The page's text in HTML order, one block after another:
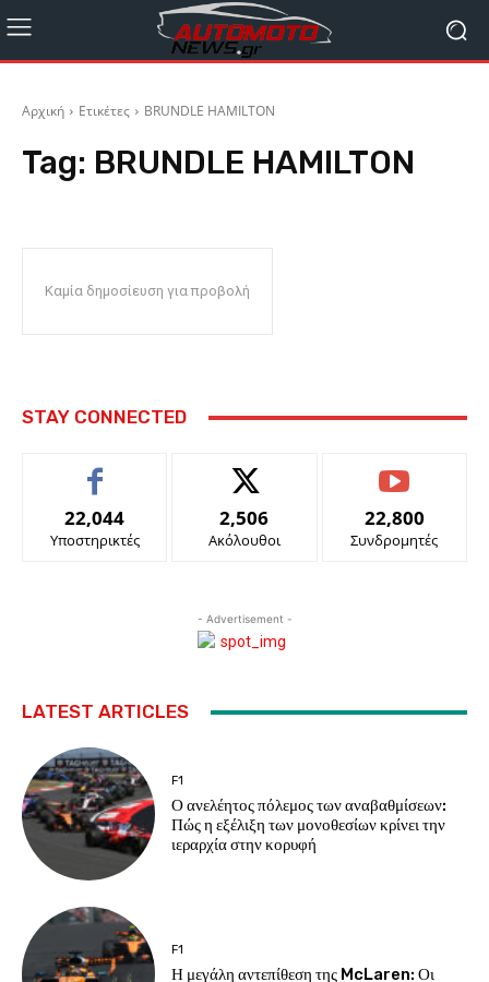
Αρχική Ετικέτες BRUNDLE HAMILTON
Tag: BRUNDLE HAMILTON
Καμία δημοσίευση για προβολή
STAY CONNECTED
22,044
Υποστηρικτές
2,506
Ακόλουθοι
22,800
Συνδρομητές
- Advertisement -
LATEST ARTICLES
F1
Ο ανελέητος πόλεμος των αναβαθμίσεων:
Πώς η εξέλιξη των μονοθεσίων κρίνει την
ιεραρχία στην κορυφή
F1
Η μεγάλη αντεπίθεση της McLaren: Οι